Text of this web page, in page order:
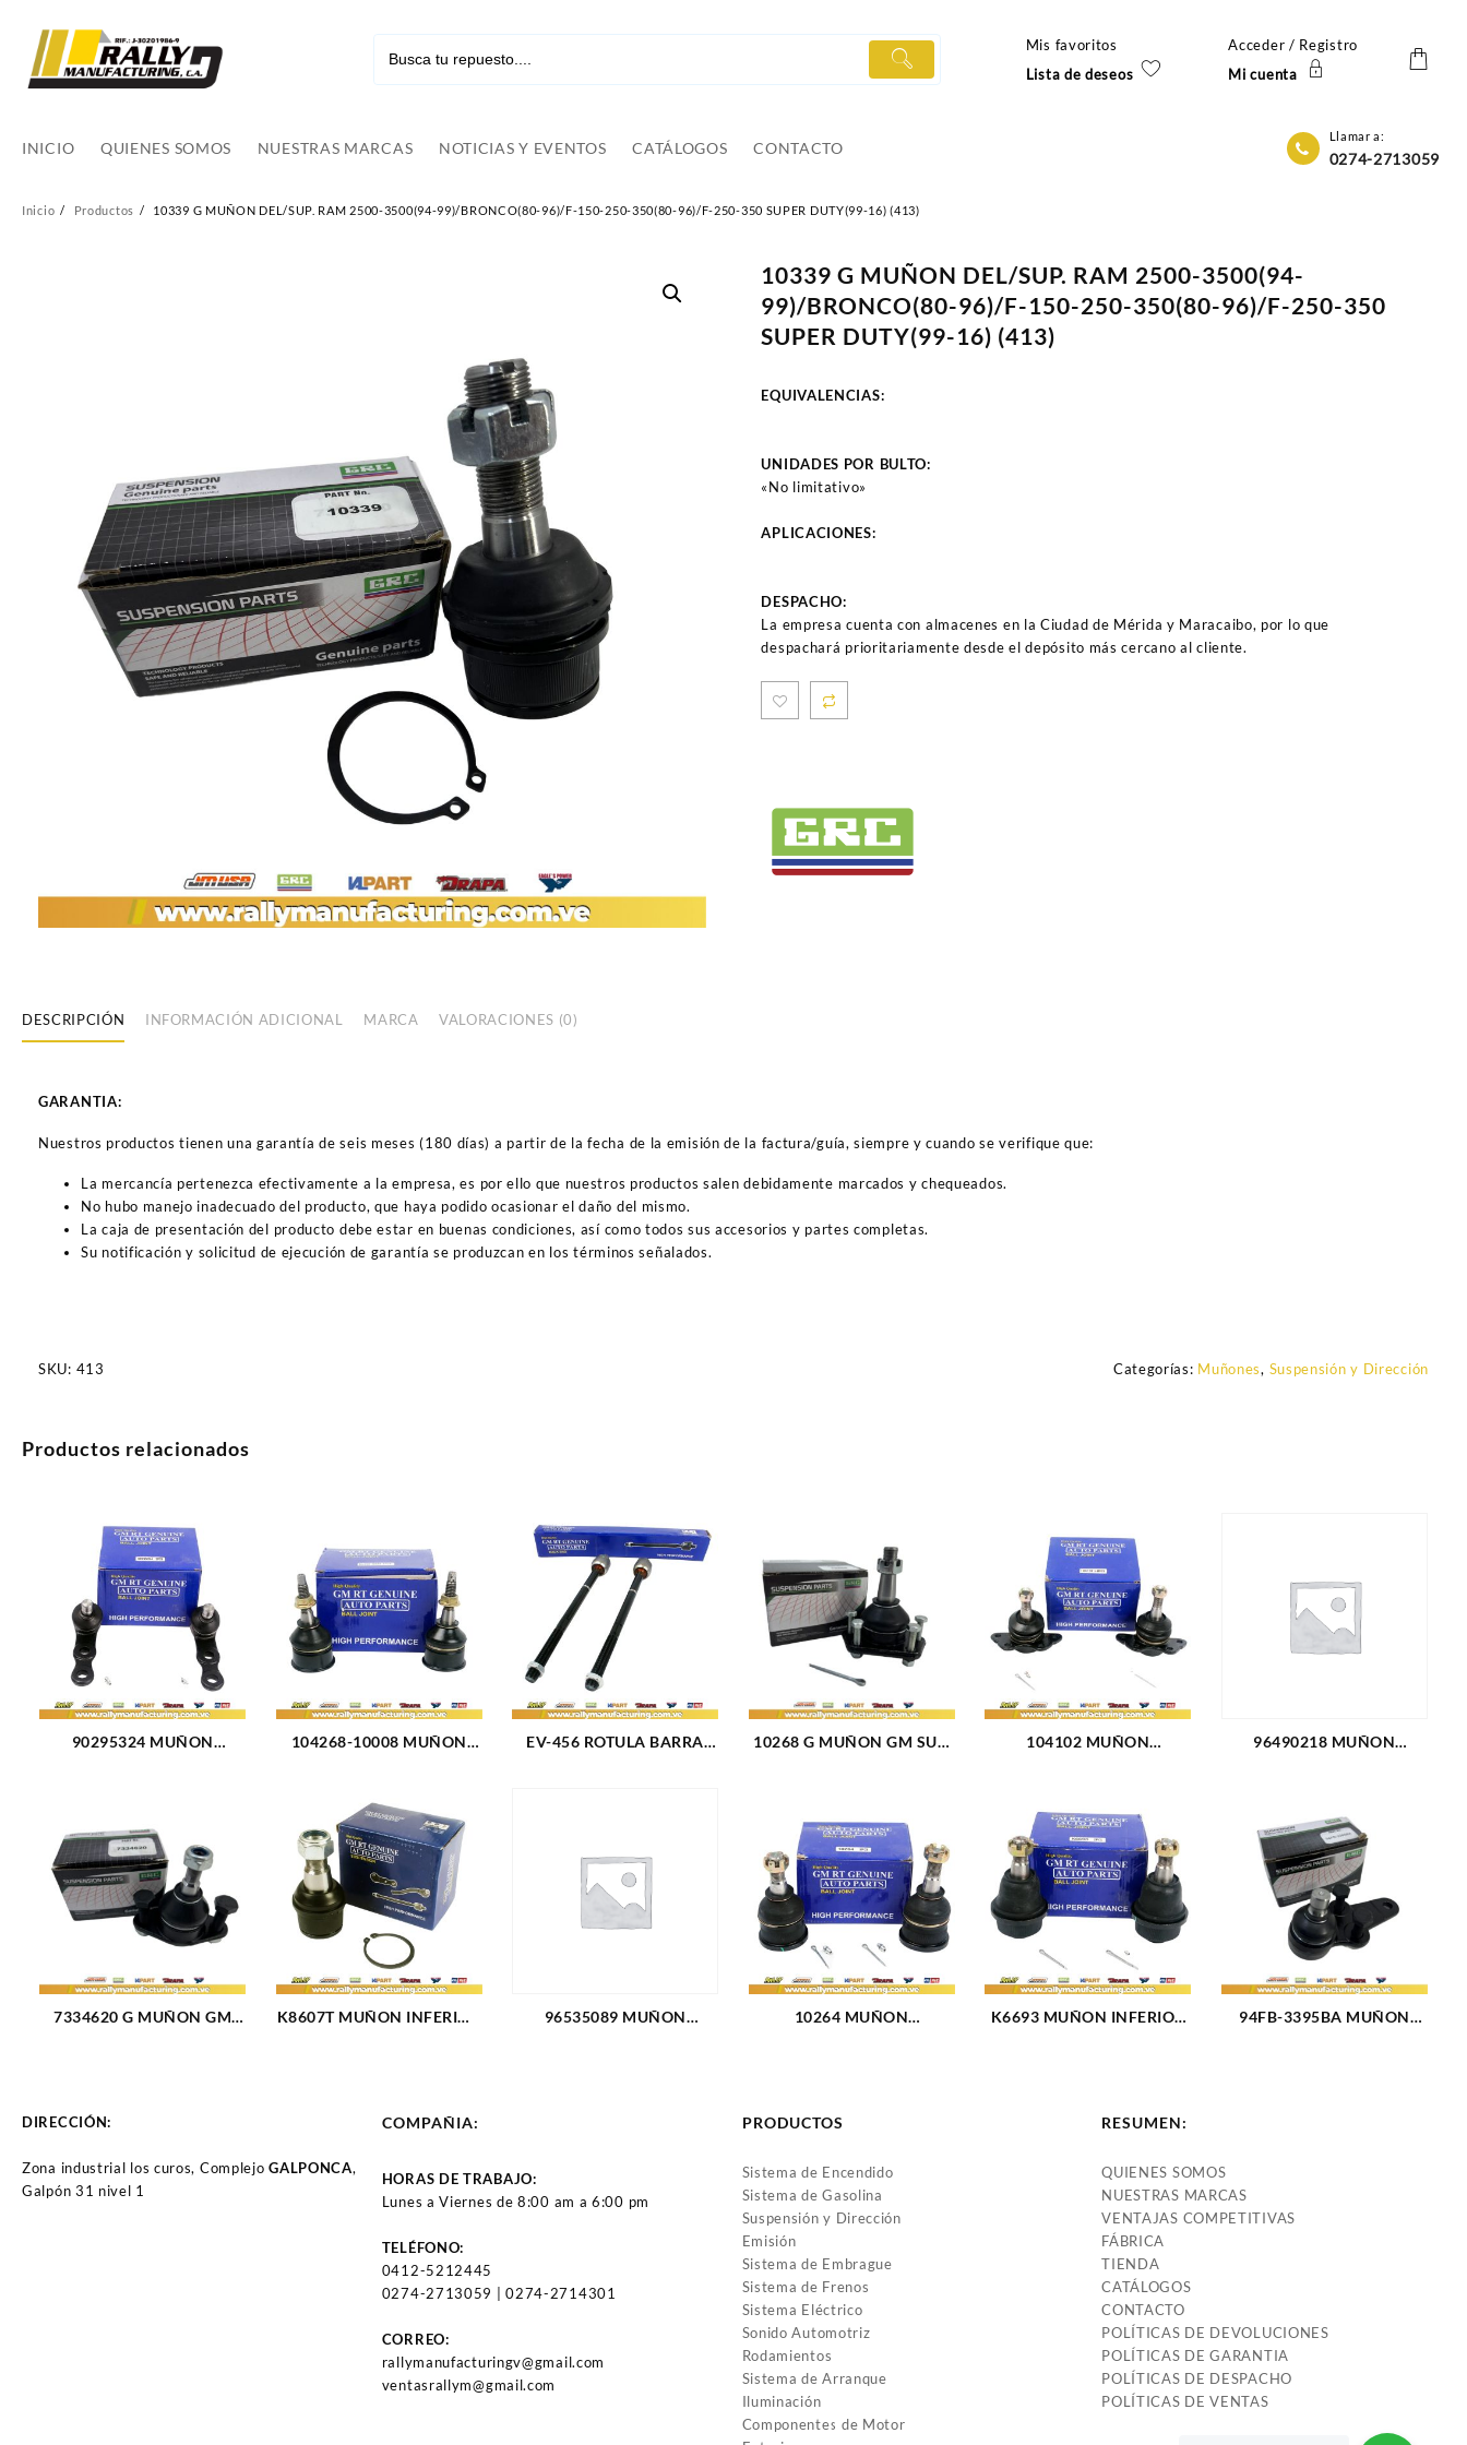
contenido
Mis favoritos
Lista de deseos
Acceder / Registro
Mi cuenta
INICIO QUIENES SOMOS NUESTRAS MARCAS NOTICIAS Y EVENTOS CATÁLOGOS CONTACTO
Llamar a:
0274-2713059
Inicio Productos 10339 G MUÑON DEL/SUP. RAM 2500-3500(94-99)/BRONCO(80-96)/F-150-250-350(80-96)/F-250-350 SUPER DUTY(99-16) (413)
10339 G MUÑON DEL/SUP. RAM 2500-3500(94-
99)/BRONCO(80-96)/F-150-250-350(80-96)/F-250-350
SUPER DUTY(99-16) (413)
EQUIVALENCIAS:
UNIDADES POR BULTO:
«No limitativo»
APLICACIONES:
DESPACHO:
La empresa cuenta con almacenes en la Ciudad de Mérida y Maracaibo, por lo que
despachará prioritariamente desde el depósito más cercano al cliente.
DESCRIPCIÓN INFORMACIÓN ADICIONAL MARCA VALORACIONES (0)
GARANTIA:
Nuestros productos tienen una garantía de seis meses (180 días) a partir de la fecha de la emisión de la factura/guía, siempre y cuando se verifique que:
La mercancía pertenezca efectivamente a la empresa, es por ello que nuestros productos salen debidamente marcados y chequeados.
No hubo manejo inadecuado del producto, que haya podido ocasionar el daño del mismo.
La caja de presentación del producto debe estar en buenas condiciones, así como todos sus accesorios y partes completas.
Su notificación y solicitud de ejecución de garantía se produzcan en los términos señalados.
SKU: 413 Categorías: Muñones, Suspensión y Dirección
Productos relacionados
90295324 MUÑON
104268-10008 MUÑON
(409)
EV-456 ROTULA BARRA
10268 G MUÑON GM SUP.
MONTE CARLO (73-83)
(1425)
104102 MUÑON
BLAZER 4X4 K3500 (1483)
96490218 MUÑON
7334620 G MUÑON GM
K8607T MUÑON INFERIOR
96535089 MUÑON
10264 MUÑON
K6693 MUÑON INFERIOR
94FB-3395BA MUÑON
DIRECCIÓN:
Zona industrial los curos, ComplejoGALPONCA,
Galpón 31 nivel 1
COMPAÑIA:
HORAS DE TRABAJO:
Lunes a Viernes de 8:00 am a 6:00 pm
TELÉFONO:
0412-5212445
0274-2713059 | 0274-2714301
CORREO:
rallymanufacturingv@gmail.com
ventasrallym@gmail.com
PRODUCTOS
Sistema de Encendido
Sistema de Gasolina
Suspensión y Dirección
Emisión
Sistema de Embrague
Sistema de Frenos
Sistema Eléctrico
Sonido Automotriz
Rodamientos
Sistema de Arranque
Iluminación
Componentes de Motor
RESUMEN:
QUIENES SOMOS
NUESTRAS MARCAS
VENTAJAS COMPETITIVAS
FÁBRICA
TIENDA
CATÁLOGOS
CONTACTO
POLÍTICAS DE DEVOLUCIONES
POLÍTICAS DE GARANTIA
POLÍTICAS DE DESPACHO
POLÍTICAS DE VENTAS